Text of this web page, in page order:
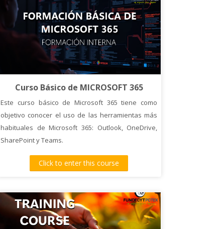
integral del proceso de elaboración de
propuestas ganadoras.
Curso Básico de MICROSOFT 365
Este curso básico de Microsoft 365 tiene como
objetivo conocer el uso de las herramientas más
habituales de Microsoft 365: Outlook, OneDrive,
SharePoint y Teams.
Click to enter this course